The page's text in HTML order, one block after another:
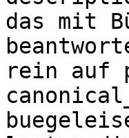
das mit
rein auf